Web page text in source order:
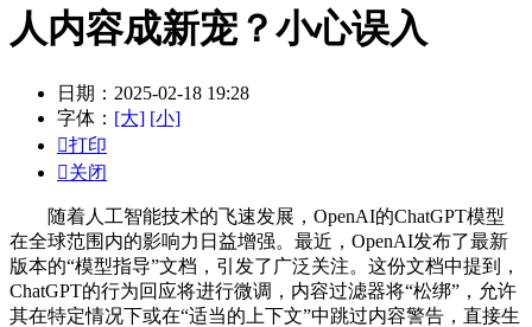
人内容成新宠？小心误入
日期：2025-02-18 19:28
字体： [大] [小]
打印
关闭
随着人工智能技术的飞速发展，OpenAI的ChatGPT模型
在全球范围内的影响力日益增强。最近，OpenAI发布了最新
版本的“模型指导”文档，引发了广泛关注。这份文档中提到，
ChatGPT的行为回应将进行微调，内容过滤器将“松绑”，允许
其在特定情况下或在“适当的上下文”中跳过内容警告，直接生